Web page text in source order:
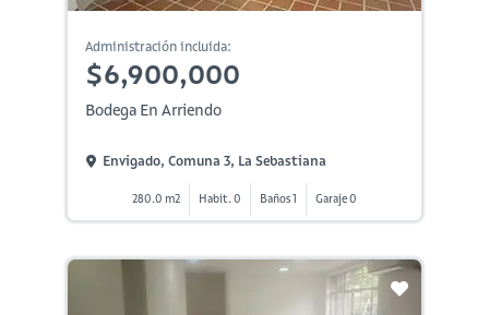
Administración incluida:
$6,900,000
Bodega En Arriendo
Envigado, Comuna 3, La Sebastiana
280.0 m2 Habit. 0 Baños 1 Garaje 0